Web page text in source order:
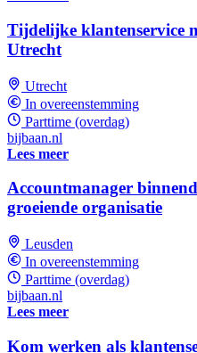
Tijdelijke klantenservice
Utrecht
Utrecht
In overeenstemming
Parttime (overdag)
bijbaan.nl
Lees meer
Accountmanager
groeiende organisatie
Leusden
In overeenstemming
Parttime (overdag)
bijbaan.nl
Lees meer
Kom werken als